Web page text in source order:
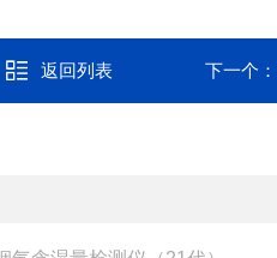
返回列表 下一个：